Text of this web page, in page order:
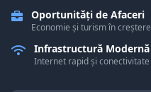
Oportunități de Afaceri
Economie și turism în creștere
Infrastructură Modernă
Internet rapid și conectivitate